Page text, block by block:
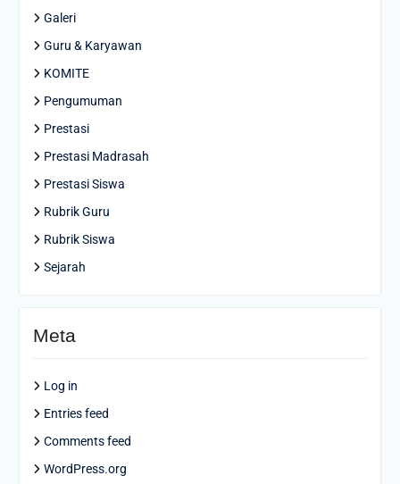
Galeri
Guru & Karyawan
KOMITE
Pengumuman
Prestasi
Prestasi Madrasah
Prestasi Siswa
Rubrik Guru
Rubrik Siswa
Sejarah
Meta
Log in
Entries feed
Comments feed
WordPress.org